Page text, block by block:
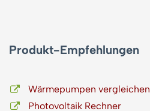
Produkt-Empfehlungen
Wärmepumpen vergleichen
Photovoltaik Rechner